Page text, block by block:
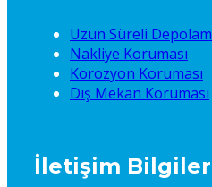
Uzun Süreli
Nakliye Koruması
Korozyon Koruması
Dış Mekan Koruması
İletişim